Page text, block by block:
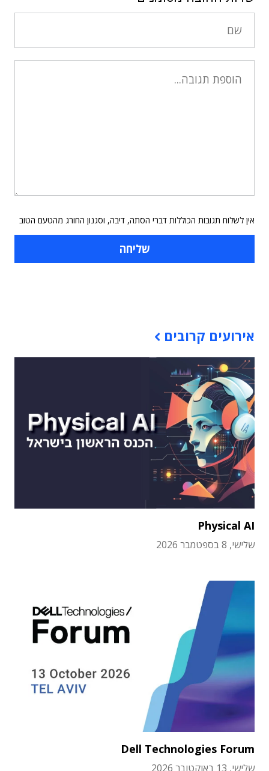
אין לשלוח תגובות הכוללות דברי הסתה, דיבה, וסגנון החורג מהטעם הטוב
אירועים קרובים
Physical AI
שלישי, 8 בספטמבר 2026
Dell Technologies Forum
שלישי, 13 באוקטובר 2026